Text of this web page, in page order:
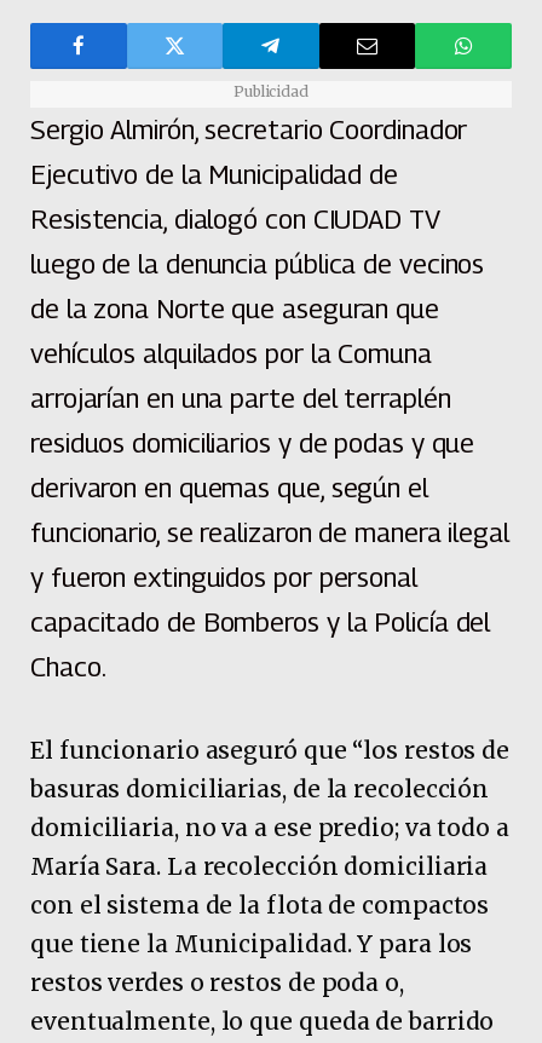
Publicidad
Sergio Almirón, secretario Coordinador
Ejecutivo de la Municipalidad de
Resistencia, dialogó con CIUDAD TV
luego de la denuncia pública de vecinos
de la zona Norte que aseguran que
vehículos alquilados por la Comuna
arrojarían en una parte del terraplén
residuos domiciliarios y de podas y que
derivaron en quemas que, según el
funcionario, se realizaron de manera ilegal
y fueron extinguidos por personal
capacitado de Bomberos y la Policía del
Chaco.
El funcionario aseguró que “los restos de
basuras domiciliarias, de la recolección
domiciliaria, no va a ese predio; va todo a
María Sara. La recolección domiciliaria
con el sistema de la flota de compactos
que tiene la Municipalidad. Y para los
restos verdes o restos de poda o,
eventualmente, lo que queda de barrido